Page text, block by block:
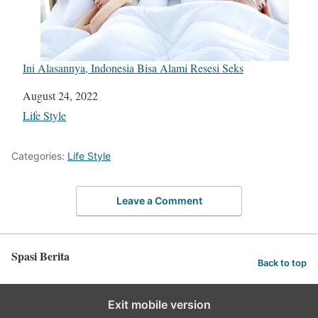
Ini Alasannya, Indonesia Bisa Alami Resesi Seks
Date
August 24, 2022
In relation to
Life Style
Categories: Life Style
Leave a Comment
Spasi Berita Back to top
Exit mobile version